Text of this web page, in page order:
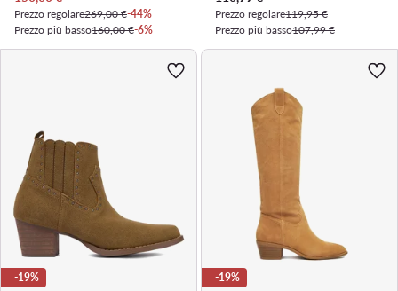
Prezzo regolare269,00 €-44%
Prezzo più basso160,00 €-6%
Prezzo regolare119,95 €
Prezzo più basso107,99 €
-19% -19%